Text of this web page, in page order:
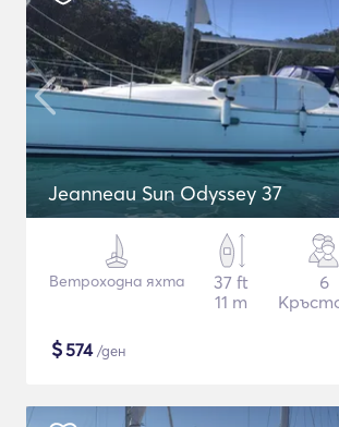
Jeanneau Sun Odyssey 37
Ветроходна яхта
37 ft
11 m
6
$574/ден